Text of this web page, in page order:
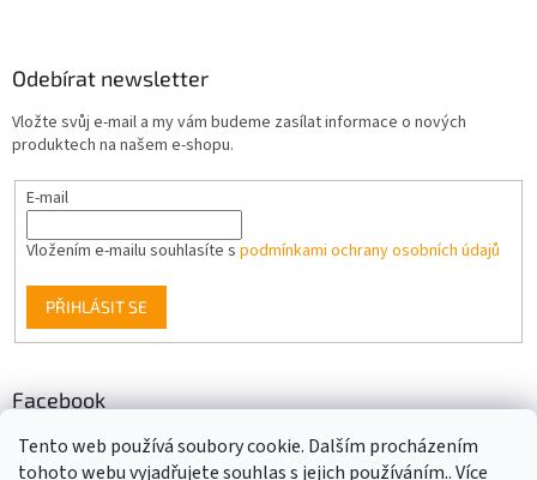
Tento web používá soubory cookie. Dalším procházením
tohoto webu vyjadřujete souhlas s jejich používáním.. Více
Odebírat newsletter
Vložte svůj e-mail a my vám budeme zasílat informace o nových
produktech na našem e-shopu.
E-mail
Vložením e-mailu souhlasíte s podmínkami ochrany osobních údajů
PŘIHLÁSIT SE
Facebook
Berge LED